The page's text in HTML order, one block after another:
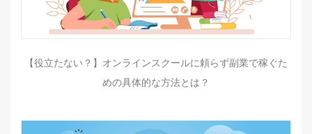
【役立たない？】オンラインスクールに頼らず副業で稼ぐた
めの具体的な方法とは？